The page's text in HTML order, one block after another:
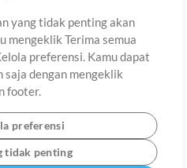
yang tidak penting akan
mengeklik Terima semua
preferensi. Kamu dapat
saja dengan mengeklik
footer.
preferensi
tidak penting
LLC. Semua Hak Cipta Dilindungi
Undang.